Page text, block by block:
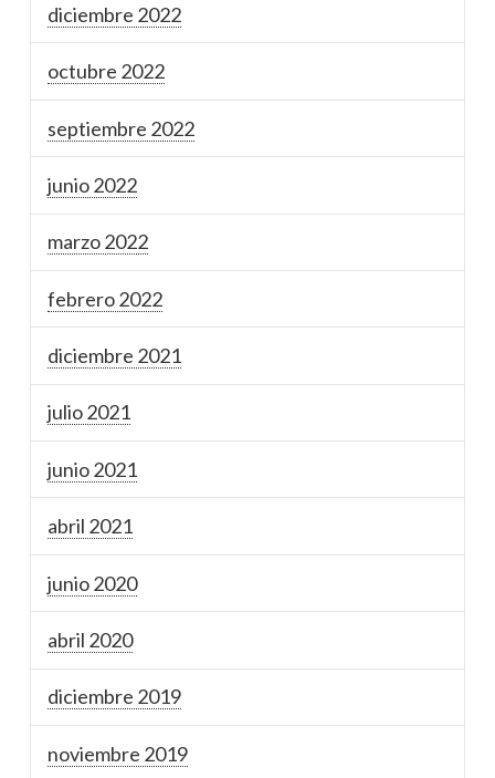
diciembre 2022
octubre 2022
septiembre 2022
junio 2022
marzo 2022
febrero 2022
diciembre 2021
julio 2021
junio 2021
abril 2021
junio 2020
abril 2020
diciembre 2019
noviembre 2019